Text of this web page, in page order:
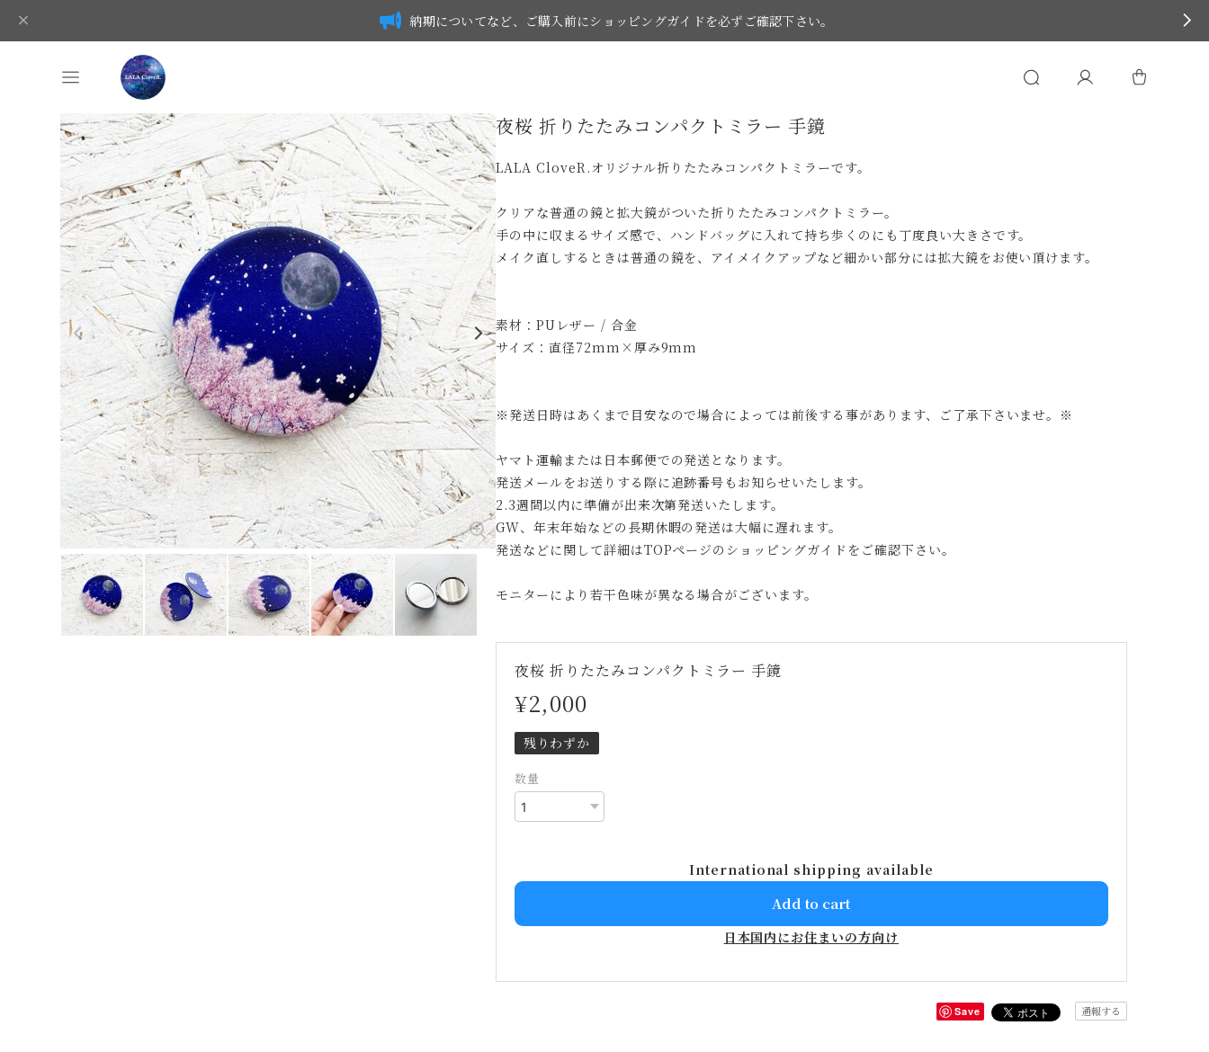
納期についてなど、ご購入前にショッピングガイドを必ずご確認下さい。
お買い物の際はショッピングガイドをご覧下さい。
夜桜 折りたたみコンパクトミラー 手鏡
LALA CloveR.オリジナル折りたたみコンパクトミラーです。
クリアな普通の鏡と拡大鏡がついた折りたたみコンパクトミラー。
手の中に収まるサイズ感で、ハンドバッグに入れて持ち歩くのにも丁度良い大きさです。
メイク直しするときは普通の鏡を、アイメイクアップなど細かい部分には拡大鏡をお使い頂けます。
素材：PUレザー / 合金
サイズ：直径72mm×厚み9mm
※発送日時はあくまで目安なので場合によっては前後する事があります、ご了承下さいませ。※
ヤマト運輸または日本郵便での発送となります。
発送メールをお送りする際に追跡番号もお知らせいたします。
2.3週間以内に準備が出来次第発送いたします。
GW、年末年始などの長期休暇の発送は大幅に遅れます。
発送などに関して詳細はTOPページのショッピングガイドをご確認下さい。
モニターにより若干色味が異なる場合がございます。
夜桜 折りたたみコンパクトミラー 手鏡
¥2,000
残りわずか
数量
International shipping available
Add to cart
日本国内にお住まいの方向け
Save 通報する